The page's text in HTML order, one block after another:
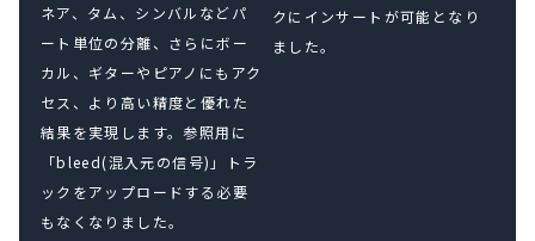
ネア、タム、シンバルなどパ
ート単位の分離、さらにボー
カル、ギターやピアノにもアク
セス、より高い精度と優れた
結果を実現します。参照用に
「bleed(混入元の信号)」トラ
ックをアップロードする必要
もなくなりました。
クにインサートが可能となり
ました。